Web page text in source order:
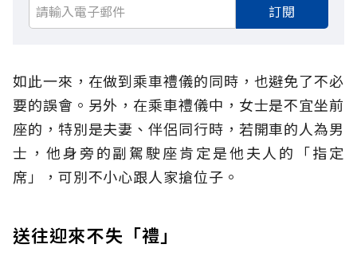
訂閱
如此一來，在做到乘車禮儀的同時，也避免了不必
要的誤會。另外，在乘車禮儀中，女士是不宜坐前
座的，特別是夫妻、伴侶同行時，若開車的人為男
士，他身旁的副駕駛座肯定是他夫人的「指定
席」，可別不小心跟人家搶位子。
送往迎來不失「禮」